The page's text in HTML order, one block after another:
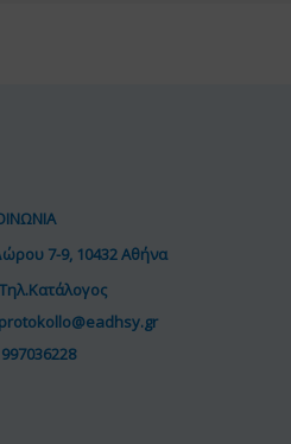
7-9, 10432 Αθήνα
Τηλ.Κατάλογος
protokollo@eadhsy.gr